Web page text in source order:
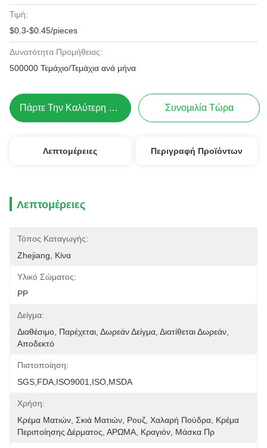
Τιμή:
$0.3-$0.45/pieces
Δυνατότητα Προμήθειας:
500000 Τεμάχιο/Τεμάχια ανά μήνα
Πάρτε Την Καλύτερη Τιμή Συνομιλία Τώρα
Λεπτομέρειες Περιγραφή Προϊόντων
Λεπτομέρειες
Τόπος Καταγωγής:
Zhejiang, Κίνα
Υλικό Σώματος:
PP
Δείγμα:
Διαθέσιμο, Παρέχεται, Δωρεάν Δείγμα, Διατίθεται Δωρεάν,
Αποδεκτό
Πιστοποίηση:
SGS,FDA,ISO9001,ISO,MSDA
Χρήση:
Κρέμα Ματιών, Σκιά Ματιών, Ρουζ, Χαλαρή Πούδρα, Κρέμα
Περιποίησης Δέρματος, ΑΡΩΜΑ, Κραγιόν, Μάσκα Πρ